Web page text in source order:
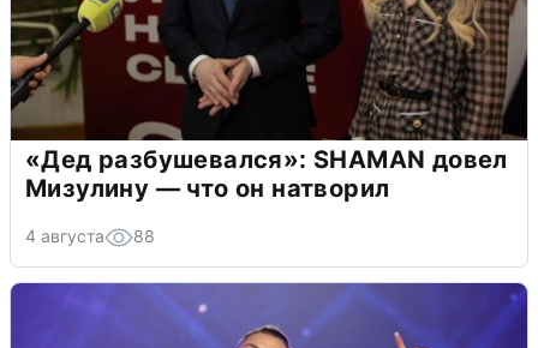
«Дед разбушевался»: SHAMAN довел
Мизулину — что он натворил
4 августа 88